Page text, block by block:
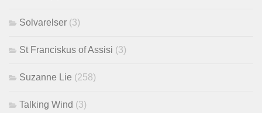
Solvarelser (3)
St Franciskus of Assisi (3)
Suzanne Lie (258)
Talking Wind (3)